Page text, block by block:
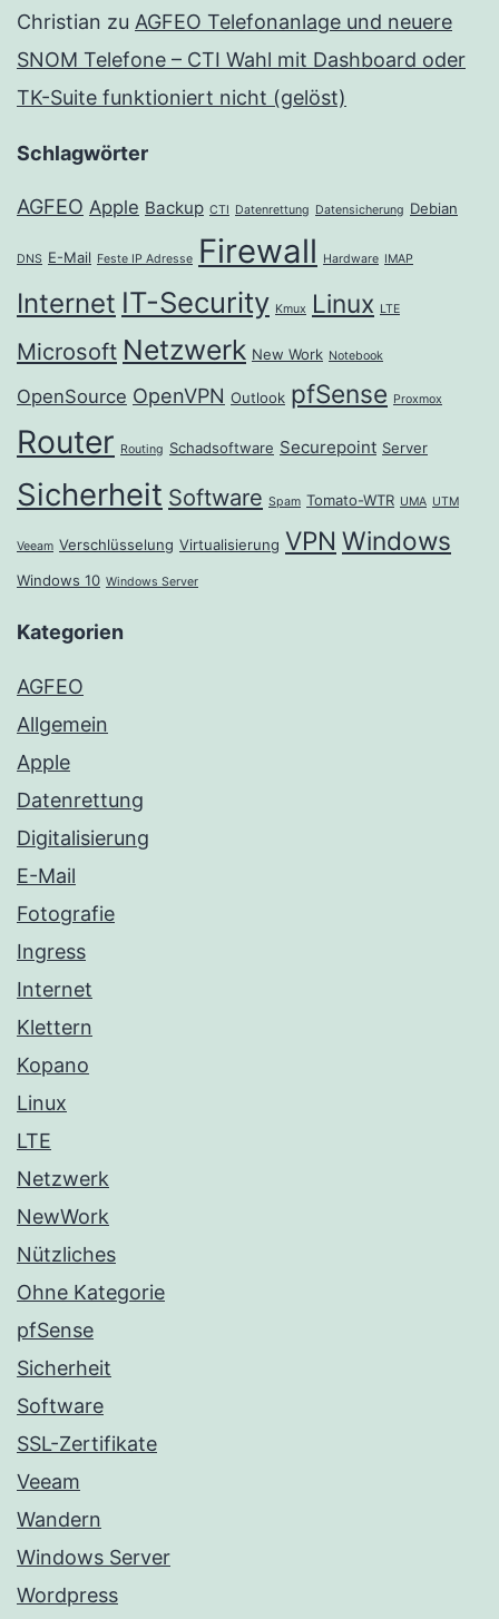
Christian zu AGFEO Telefonanlage und neuere
SNOM Telefone – CTI Wahl mit Dashboard oder
TK-Suite funktioniert nicht (gelöst)
Schlagwörter
AGFEO Apple Backup CTI Datenrettung Datensicherung Debian
DNS E-Mail Feste IP Adresse Firewall Hardware IMAP
Internet IT-Security Kmux Linux LTE
Microsoft Netzwerk New Work Notebook
OpenSource OpenVPN Outlook pfSense Proxmox
Router Routing Schadsoftware Securepoint Server
Sicherheit Software Spam Tomato-WTR UMA UTM
Veeam Verschlüsselung Virtualisierung VPN Windows
Windows 10 Windows Server
Kategorien
AGFEO
Allgemein
Apple
Datenrettung
Digitalisierung
E-Mail
Fotografie
Ingress
Internet
Klettern
Kopano
Linux
LTE
Netzwerk
NewWork
Nützliches
Ohne Kategorie
pfSense
Sicherheit
Software
SSL-Zertifikate
Veeam
Wandern
Windows Server
Wordpress